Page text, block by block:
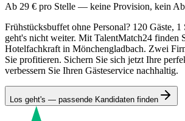
Ab 29 € pro Stelle — keine Provision, kein
Frühstücksbuffet ohne Personal? 120 Gäste,
geht's nicht weiter. Mit TalentMatch24 finden
Hotelfachkraft in Mönchengladbach. Zwei
Sie profitieren. Sichern Sie sich jetzt Ihre
verbessern Sie Ihren Gästeservice nachhaltig.
Los geht's — passende Kandidaten finden